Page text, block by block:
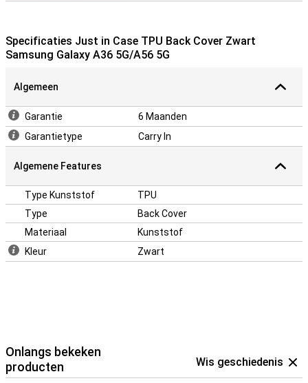
Specificaties Just in Case TPU Back Cover Zwart
Samsung Galaxy A36 5G/A56 5G
Algemeen
Garantie
6 Maanden
Garantietype
Carry In
Algemene Features
Type Kunststof
TPU
Type
Back Cover
Materiaal
Kunststof
Kleur
Zwart
Onlangs bekeken
producten
Wis geschiedenis